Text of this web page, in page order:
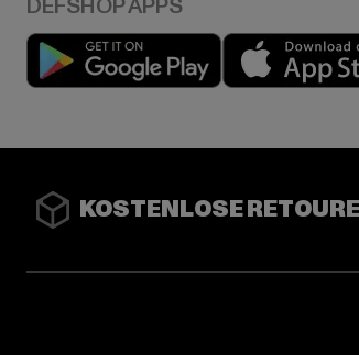
Play market
KOSTENLOSE RETOURE